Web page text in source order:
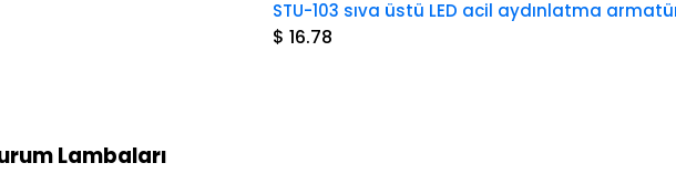
STU-103 sıva üstü LED acil aydınlatma
$ 16.78
Lambaları